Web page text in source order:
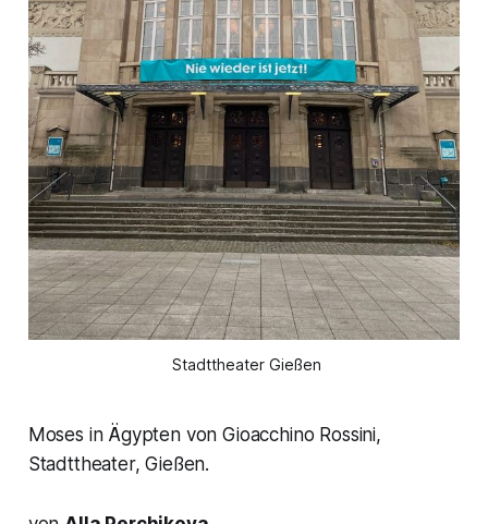
Stadttheater Gießen
Moses in Ägypten von Gioacchino Rossini,
Stadttheater, Gießen.